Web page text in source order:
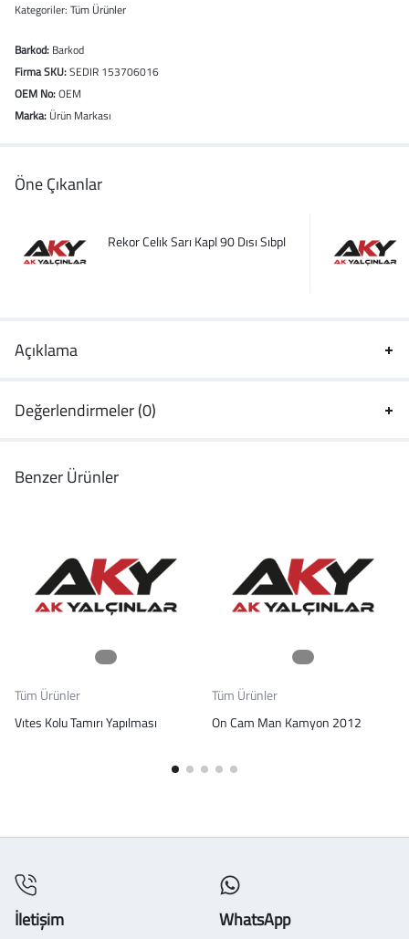
Kategoriler: Tüm Ürünler
Barkod: Barkod
Firma SKU:SEDIR 153706016
OEM No:OEM
Marka: Ürün Markası
Öne Çıkanlar
Rekor Celık Sarı Kapl 90 Dısı Sıbpl
Açıklama
Değerlendirmeler (0)
Benzer Ürünler
Tüm Ürünler
Vıtes Kolu Tamırı Yapılması
Tüm Ürünler
On Cam Man Kamyon 2012
İletişim WhatsApp